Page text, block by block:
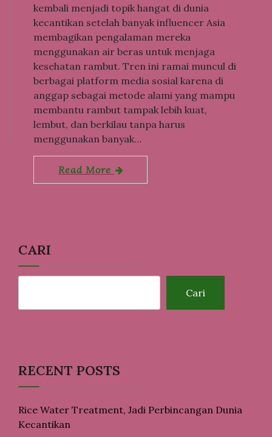
kembali menjadi topik hangat di dunia
kecantikan setelah banyak influencer Asia
membagikan pengalaman mereka
menggunakan air beras untuk menjaga
kesehatan rambut. Tren ini ramai muncul di
berbagai platform media sosial karena di
anggap sebagai metode alami yang mampu
membantu rambut tampak lebih kuat,
lembut, dan berkilau tanpa harus
menggunakan banyak…
Read More
CARI
Cari
RECENT POSTS
Rice Water Treatment, Jadi Perbincangan Dunia
Kecantikan